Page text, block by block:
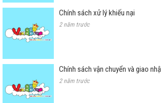
Chính sách xử lý khiếu nại
2 năm trước
Chính sách vận chuyển và giao
2 năm trước